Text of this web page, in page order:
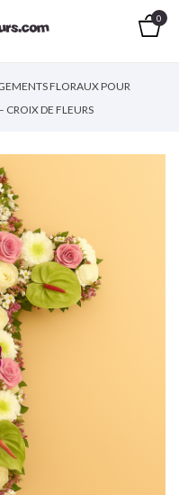
0
FLORAUX POUR
CROIX DE FLEURS